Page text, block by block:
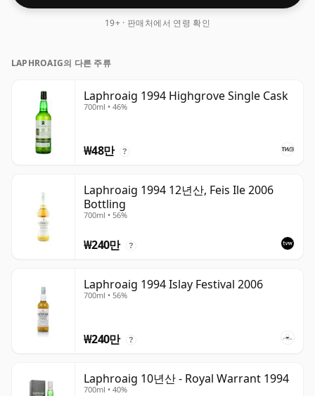
19+ · 판매처에서 연령 확인
LAPHROAIG의 다른 주류
Laphroaig 1994 Highgrove Single Cask
700ml • 46%
₩48만 ?
Laphroaig 1994 12년산, Feis Ile 2006
Bottling
700ml • 56%
₩240만 ?
Laphroaig 1994 Islay Festival 2006
700ml • 56%
₩240만 ?
Laphroaig 10년산 - Royal Warrant 1994
700ml • 40%